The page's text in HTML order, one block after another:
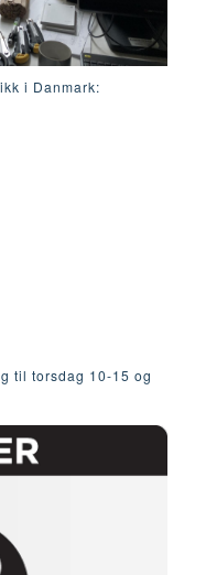
i Danmark:
til torsdag 10-15 og